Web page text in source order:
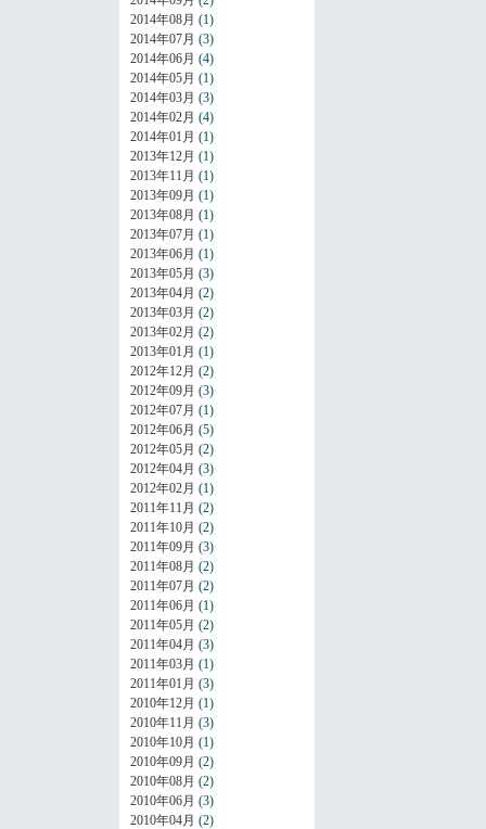
2014年08月 (1)
2014年07月 (3)
2014年06月 (4)
2014年05月 (1)
2014年03月 (3)
2014年02月 (4)
2014年01月 (1)
2013年12月 (1)
2013年11月 (1)
2013年09月 (1)
2013年08月 (1)
2013年07月 (1)
2013年06月 (1)
2013年05月 (3)
2013年04月 (2)
2013年03月 (2)
2013年02月 (2)
2013年01月 (1)
2012年12月 (2)
2012年09月 (3)
2012年07月 (1)
2012年06月 (5)
2012年05月 (2)
2012年04月 (3)
2012年02月 (1)
2011年11月 (2)
2011年10月 (2)
2011年09月 (3)
2011年08月 (2)
2011年07月 (2)
2011年06月 (1)
2011年05月 (2)
2011年04月 (3)
2011年03月 (1)
2011年01月 (3)
2010年12月 (1)
2010年11月 (3)
2010年10月 (1)
2010年09月 (2)
2010年08月 (2)
2010年06月 (3)
2010年04月 (2)